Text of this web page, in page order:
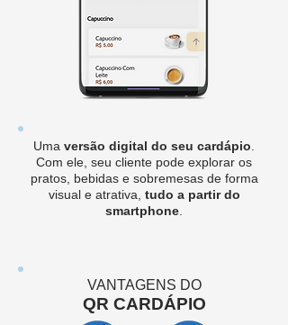
Uma versão digital do seu cardápio
Com ele, seu cliente pode explorar os
pratos, bebidas e sobremesas de forma
visual e atrativa, tudo a partir do
smartphone
VANTAGENS DO
QR CARDÁPIO